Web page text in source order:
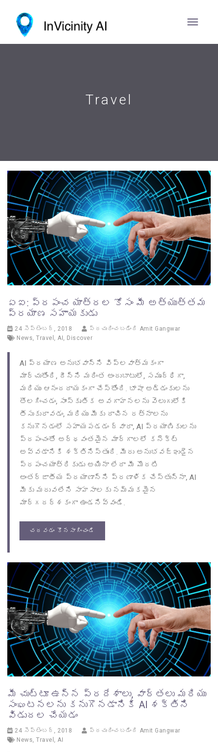
Travel
ఏఐ: ప్రపంచ యాత్రల కోసం మీ అత్యుత్తమ
ప్రయాణ సహాయకుడు
24 సెప్టెంబర్, 2018 ప్రచురించబడింది
Amit Gangwar
News Travel AI Discover
AI ప్రయాణ అనుభవాన్ని విప్లవాత్మకంగా
మార్చుతోంది, దీన్ని మరింత అందుబాటులో, సమృద్ధిగా,
మరియు ఆనందదాయకంగా చేస్తోంది. భాషా అడ్డంకులను
తొలగించడం, సాంస్కృతిక అవగాహనలను వెలుగులోకి
తీసుకురావడం, మరియు మీకు దాచిన రత్నాలను
కనుగొనడంలో సహాయపడడం ద్వారా, AI ప్రయాణికులను
ప్రపంచంతో అర్థవంతమైన మార్గాలలో కనెక్ట్
అవ్వడానికి శక్తినిస్తుంది. మీరు అనుభవజ్ఞుడైన
ప్రపంచయాత్రికుడు అయినా లేదా మీ మొదటి
అంతర్జాతీయ ప్రయాణాన్ని ప్రణాళిక చేస్తున్నా, AI
మీకు మరువలేని సాహసాలకు నమ్మకమైన
మార్గదర్శకంగా ఉండనివ్వండి.
చదవడం కొనసాగించండి
మీ చుట్టూ ఉన్న ప్రదేశాలు, వార్తలు మరియు
సంఘటనలను కనుగొనడానికి AI శక్తిని
విడుదల చేయడం
24 సెప్టెంబర్, 2018 ప్రచురించబడింది Amit Gangwar
News, Travel , AI